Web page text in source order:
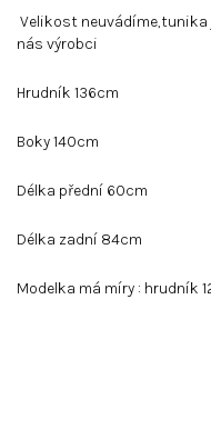
Velikost neuvádíme,tunika
nás výrobci
Hrudník 136cm
Boky 140cm
Délka přední 60cm
Délka zadní 84cm
Modelka má míry : hrudník